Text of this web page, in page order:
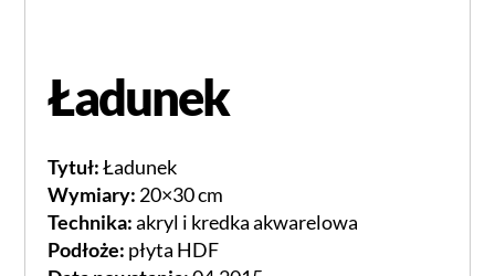
Ładunek
Tytuł:Ładunek
Wymiary: 20×30 cm
Technika:akryl i kredka akwarelowa
Podłoże: płyta HDF